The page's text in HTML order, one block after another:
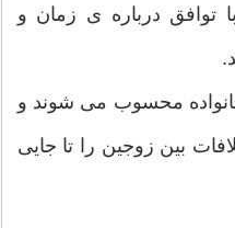
توافق درباره ی زمان و
محسوب می شوند و
بین زوجین را تا جایی